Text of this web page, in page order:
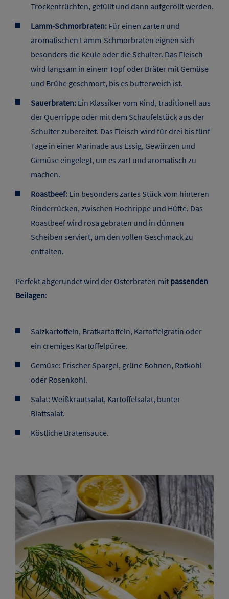
Trockenfrüchten, gefüllt und dann aufgerollt werden.
Lamm-Schmorbraten: Für einen zarten und
aromatischen Lamm-Schmorbraten eignen sich
besonders die Keule oder die Schulter. Das Fleisch
wird langsam in einem Topf oder Bräter mit Gemüse
und Brühe geschmort, bis es butterweich ist.
Sauerbraten: Ein Klassiker vom Rind, traditionell aus
der Querrippe oder mit dem Schaufelstück aus der
Schulter zubereitet. Das Fleisch wird für drei bis fünf
Tage in einer Marinade aus Essig, Gewürzen und
Gemüse eingelegt, um es zart und aromatisch zu
machen.
Roastbeef: Ein besonders zartes Stück vom hinteren
Rinderrücken, zwischen Hochrippe und Hüfte. Das
Roastbeef wird rosa gebraten und in dünnen
Scheiben serviert, um den vollen Geschmack zu
entfalten.
Perfekt abgerundet wird der Osterbraten mit passenden
Beilagen:
Salzkartoffeln, Bratkartoffeln, Kartoffelgratin oder
ein cremiges Kartoffelpüree.
Gemüse: Frischer Spargel, grüne Bohnen, Rotkohl
oder Rosenkohl.
Salat: Weißkrautsalat, Kartoffelsalat, bunter
Blattsalat.
Köstliche Bratensauce.